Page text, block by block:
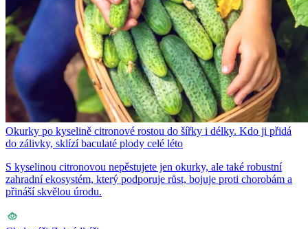
Okurky po kyselině citronové rostou do šířky i délky. Kdo ji přidá
do zálivky, sklízí baculaté plody celé léto
S kyselinou citronovou nepěstujete jen okurky, ale také robustní
zahradní ekosystém, který podporuje růst, bojuje proti chorobám a
přináší skvělou úrodu.